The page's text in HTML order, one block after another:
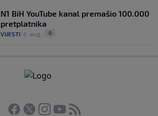
N1 BiH YouTube kanal premašio 100.000
pretplatnika
VIJESTI 6. aug. 0